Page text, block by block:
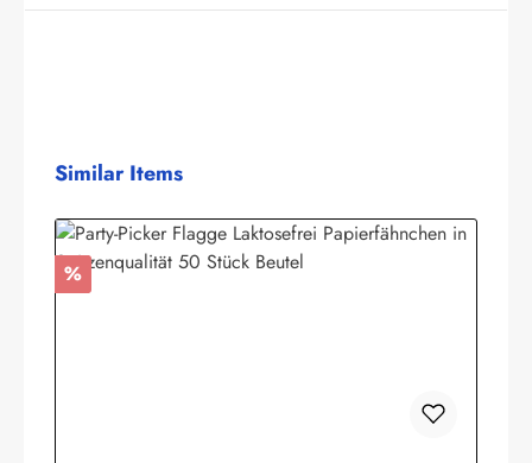
Produktgalerie überspringen
Similar Items
Rabatt
%